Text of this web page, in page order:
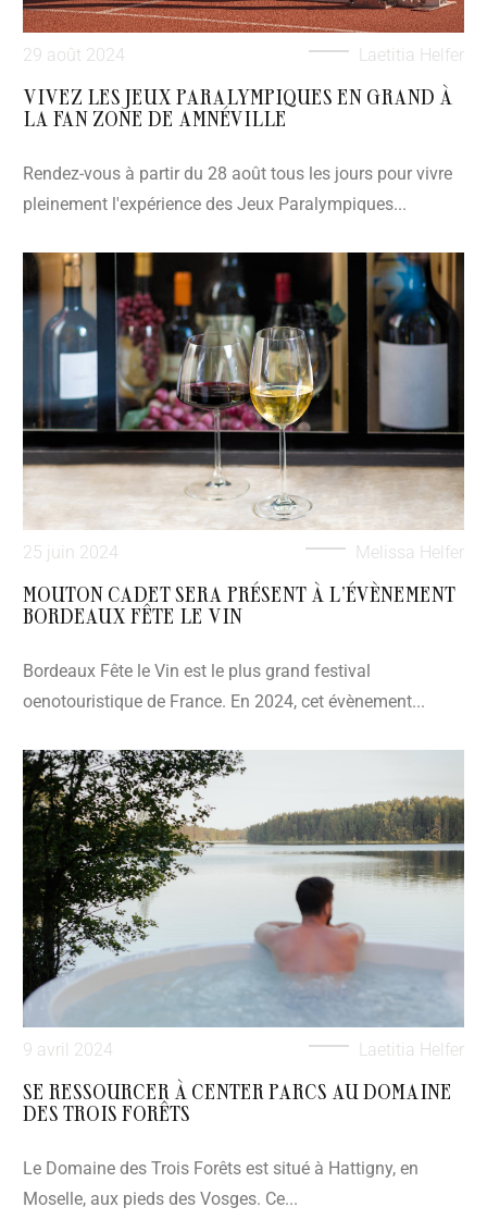
29 août 2024 Laetitia Helfer
VIVEZ LES JEUX PARALYMPIQUES EN GRAND À
LA FAN ZONE DE AMNÉVILLE
Rendez-vous à partir du 28 août tous les jours pour vivre
pleinement l'expérience des Jeux Paralympiques...
25 juin 2024 Melissa Helfer
MOUTON CADET SERA PRÉSENT À L’ÉVÈNEMENT
BORDEAUX FÊTE LE VIN
Bordeaux Fête le Vin est le plus grand festival
oenotouristique de France. En 2024, cet évènement...
9 avril 2024 Laetitia Helfer
SE RESSOURCER À CENTER PARCS AU DOMAINE
DES TROIS FORÊTS
Le Domaine des Trois Forêts est situé à Hattigny, en
Moselle, aux pieds des Vosges. Ce...